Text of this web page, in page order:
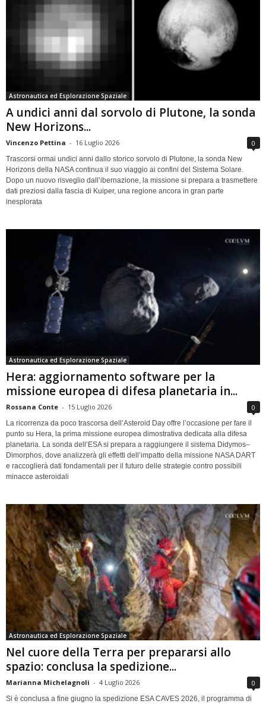
Astronautica ed Esplorazione Spaziale
A undici anni dal sorvolo di Plutone, la sonda
New Horizons...
Vincenzo Pettina - 16 Luglio 2026 0
Trascorsi ormai undici anni dallo storico sorvolo di Plutone, la sonda New
Horizons della NASA continua il suo viaggio ai confini del Sistema Solare.
Dopo un nuovo risveglio dall’ibernazione, la missione si prepara a trasmettere
dati preziosi dalla fascia di Kuiper, una regione ancora in gran parte
inesplorata
Astronautica ed Esplorazione Spaziale
Hera: aggiornamento software per la
missione europea di difesa planetaria in...
Rossana Conte - 15 Luglio 2026 0
La ricorrenza da poco trascorsa dell’Asteroid Day offre l’occasione per fare il
punto su Hera, la prima missione europea dimostrativa dedicata alla difesa
planetaria. La sonda dell’ESA si prepara a raggiungere il sistema Didymos–
Dimorphos, dove analizzerà gli effetti dell’impatto della missione NASA DART
e raccoglierà dati fondamentali per il futuro delle strategie contro possibili
minacce asteroidali
Astronautica ed Esplorazione Spaziale
Nel cuore della Terra per prepararsi allo
spazio: conclusa la spedizione...
Marianna Michelagnoli - 4 Luglio 2026 0
Si è conclusa a fine giugno la spedizione ESA CAVES 2026, il programma di